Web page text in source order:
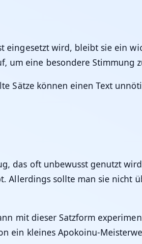
eingesetzt wird, bleibt sie ein
um eine besondere Stimmung
Sätze können einen Text
das oft unbewusst genutzt
sollte man sie nicht
mit dieser Satzform
ein kleines Apokoinu-